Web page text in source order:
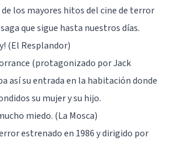
los mayores hitos del cine de terror
que sigue hasta nuestros días.
(El Resplandor)
(protagonizado por Jack
así su entrada en la habitación donde
su mujer y su hijo.
miedo. (La Mosca)
estrenado en 1986 y dirigido por